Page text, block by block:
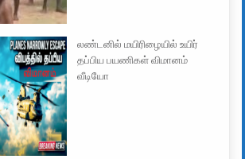
லண்டனில் மயிரிழையில் உயிர்
தப்பிய பயணிகள் விமானம்
வீடியோ